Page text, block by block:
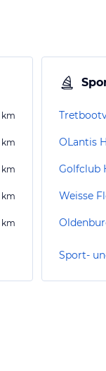
km
km
km
km
km
OLantis
Golfclub
Weisse